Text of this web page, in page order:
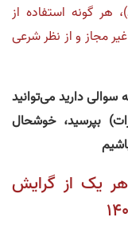
هر گونه استفاده از
مجاز و از نظر شرعی
سوالی دارید می‌توانید
بپرسید، خوشحال
یک از گرایش